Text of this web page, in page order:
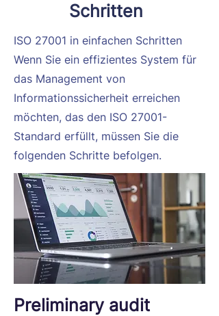
Schritten
ISO 27001 in einfachen Schritten
Wenn Sie ein effizientes System für
das Management von
Informationssicherheit erreichen
möchten, das den ISO 27001-
Standard erfüllt, müssen Sie die
folgenden Schritte befolgen.
Preliminary audit